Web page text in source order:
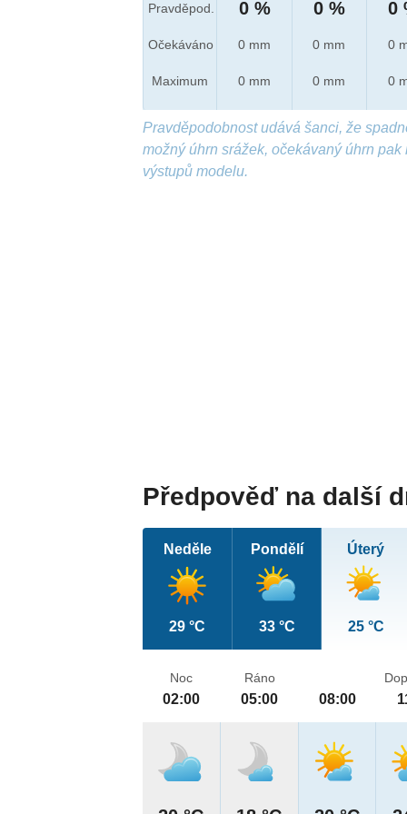
Pravděpod.
Očekáváno
Maximum
0 %
0 mm
0 mm
0 %
0 mm
0 mm
0
0
0
Pravděpodobnost udává šanci, že
možný úhrn srážek, očekávaný úhrn
výstupů modelu.
Předpověď na další
Neděle
29 °C
Pondělí
33 °C
Úterý
25 °C
Noc
02:00
Ráno
05:00 08:00